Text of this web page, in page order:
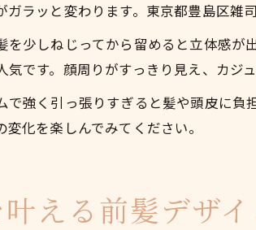
ガラッと変わります。東京都豊島区雑
を少しねじってから留めると立体感
気です。顔周りがすっきり見え、カジ
で強く引っ張りすぎると髪や頭皮に
化を楽しんでみてください。
える前髪デザ